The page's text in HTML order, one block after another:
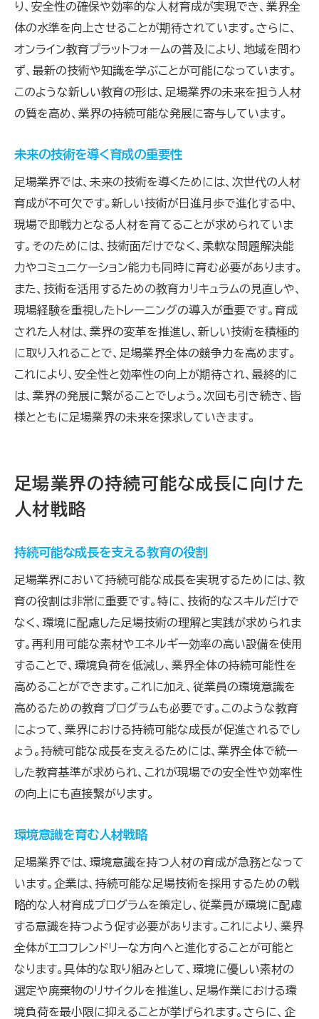
り、安全性の確保や効率的な人材育成が実現でき、業界全
体の水準を向上させることが期待されています。さらに、
オンライン教育プラットフォームの普及により、地域を問わ
ず、最新の技術や知識を学ぶことが可能になっています。
このような新しい教育の形は、足場業界の未来を担う人材
の質を高め、業界の持続可能な発展に寄与しています。
未来の技術を導く育成の重要性
足場業界では、未来の技術を導くためには、次世代の人材
育成が不可欠です。新しい技術が日進月歩で進化する中、
現場で即戦力となる人材を育てることが求められていま
す。そのためには、技術面だけでなく、柔軟な問題解決能
力やコミュニケーション能力も同時に育む必要があります。
また、技術を活用するための教育カリキュラムの見直しや、
現場経験を重視したトレーニングの導入が重要です。育成
された人材は、業界の変革を推進し、新しい技術を積極的
に取り入れることで、足場業界全体の競争力を高めます。
これにより、安全性と効率性の向上が期待され、最終的に
は、業界の発展に繋がることでしょう。次回も引き続き、皆
様とともに足場業界の未来を探求していきます。
足場業界の持続可能な成長に向けた
人材戦略
持続可能な成長を支える教育の役割
足場業界において持続可能な成長を実現するためには、教
育の役割は非常に重要です。特に、技術的なスキルだけで
なく、環境に配慮した足場技術の理解と実践が求められま
す。再利用可能な素材やエネルギー効率の高い設備を使用
することで、環境負荷を低減し、業界全体の持続可能性を
高めることができます。これに加え、従業員の環境意識を
高めるための教育プログラムも必要です。このような教育
によって、業界における持続可能な成長が促進されるでし
ょう。持続可能な成長を支えるためには、業界全体で統一
した教育基準が求められ、これが現場での安全性や効率性
の向上にも直接繋がります。
環境意識を育む人材戦略
足場業界では、環境意識を持つ人材の育成が急務となって
います。企業は、持続可能な足場技術を採用するための戦
略的な人材育成プログラムを策定し、従業員が環境に配慮
する意識を持つよう促す必要があります。これにより、業界
全体がエコフレンドリーな方向へと進化することが可能と
なります。具体的な取り組みとして、環境に優しい素材の
選定や廃棄物のリサイクルを推進し、足場作業における環
境負荷を最小限に抑えることが挙げられます。さらに、企